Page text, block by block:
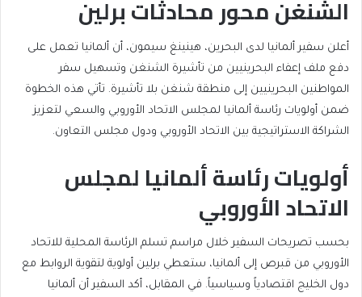
الشنغن محور محادثات برلين
أعلن سفير ألمانيا لدى البحرين، هينينغ سيمون، أن ألمانيا تعمل على
دفع ملف إعفاء البحرينيين من تأشيرة الشنغن وتسهيل سفر
المواطنين البحرينيين إلى منطقة شنغن بلا تأشيرة. تأتي هذه الخطوة
ضمن أولويات رئاسة ألمانيا لمجلس الاتحاد الأوروبي والسعي لتعزيز
الشراكة الاستراتيجية بين الاتحاد الأوروبي ودول مجلس التعاون.
أولويات رئاسة ألمانيا لمجلس
الاتحاد الأوروبي
بحسب تصريحات السفير خلال مراسم تسلم الرئاسة المحلية للاتحاد
الأوروبي من قبرص إلى ألمانيا، ستعطي برلين أولوية لتقوية الروابط مع
دول الخليج اقتصادياً وسياسياً. في المقابل، أكد السفير أن ألمانيا